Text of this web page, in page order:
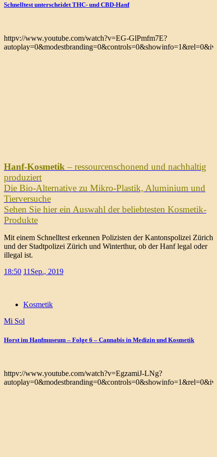
Schnelltest unterscheidet THC- und CBD-Hanf
httpv://www.youtube.com/watch?v=EG-GlPmfm7E?
Hanf-Kosmetik – ressourcenschonend und nachhaltig
produziert
Die Bio-Alternative zu Mikro-Plastik, Aluminium und
Tierversuche
Sehen Sie hier ein Auswahl der beliebtesten Kosmetik-
Produkte
Mit einem Schnelltest erkennen Polizisten der Kantonspolizei Zürich
und der Stadtpolizei Zürich und Winterthur, ob der Hanf legal oder
illegal ist.
18:50 11 Sep., 2019
Kosmetik
Mi Sol
Horst im Hanfmuseum – Folge 6 – Cannabis in Medizin und Kosmetik
httpv://www.youtube.com/watch?v=EgzamiJ-LNg?